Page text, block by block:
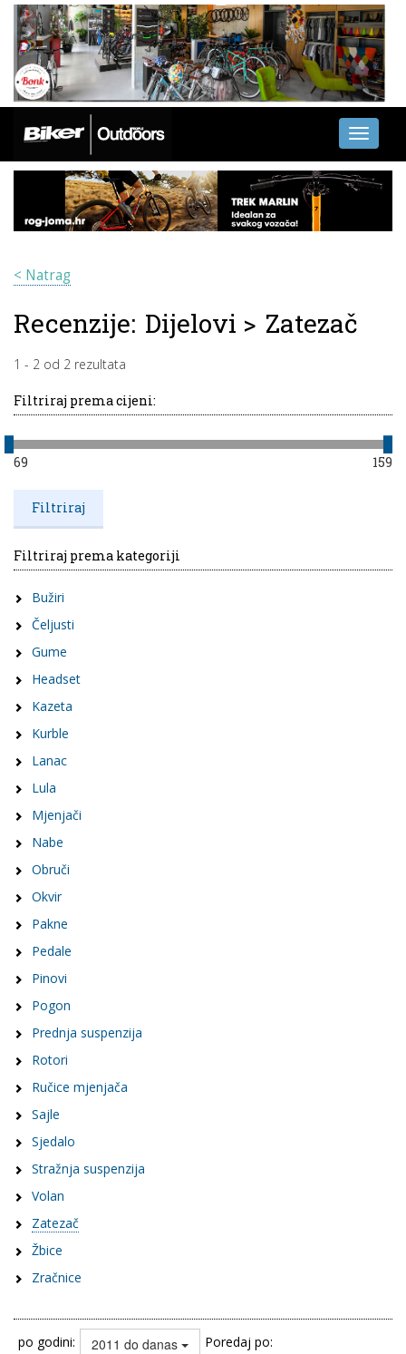
Toggle
< Natrag
Recenzije: Dijelovi > Zatezač
1 - 2 od 2 rezultata
Filtriraj prema cijeni:
69 159
Filtriraj prema kategoriji
Bužiri
Čeljusti
Gume
Headset
Kazeta
Kurble
Lanac
Lula
Mjenjači
Nabe
Obruči
Okvir
Pakne
Pedale
Pinovi
Pogon
Prednja suspenzija
Rotori
Ručice mjenjača
Sajle
Sjedalo
Stražnja suspenzija
Volan
Zatezač
Žbice
Zračnice
po godini: 2011 do danas Poredaj po: